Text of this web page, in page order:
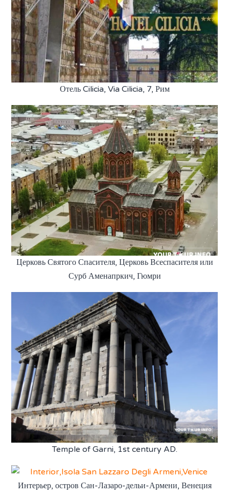
Отель Cilicia, Via Cilicia, 7, Рим
Церковь Святого Спасителя, Церковь Всеспасителя или
Сурб Аменапркич, Гюмри
Temple of Garni, 1st century AD.
Интерьер, остров Сан-Лазаро-дельи-Армени, Венеция